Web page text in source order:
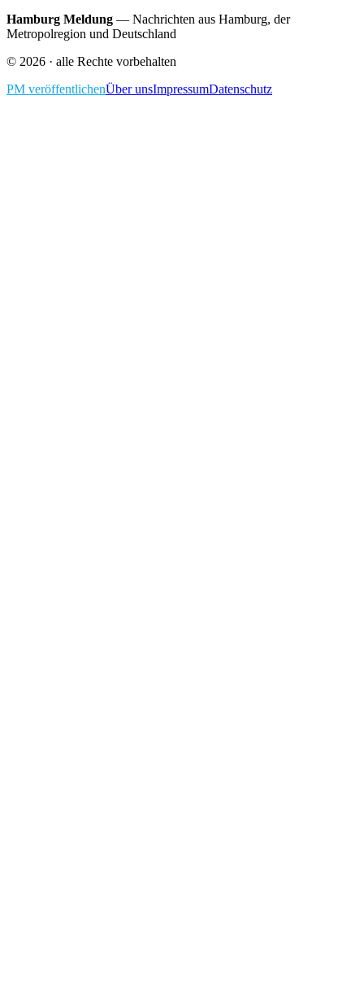
Hamburg Meldung — Nachrichten aus Hamburg, der
Metropolregion und Deutschland
© 2026 · alle Rechte vorbehalten
PM veröffentlichenÜber unsImpressumDatenschutz